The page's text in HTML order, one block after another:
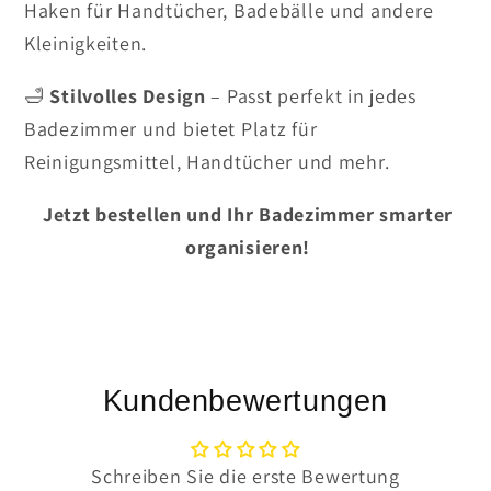
Haken für Handtücher, Badebälle und andere
Kleinigkeiten.
🛁 Stilvolles Design – Passt perfekt in jedes
Badezimmer und bietet Platz für
Reinigungsmittel, Handtücher und mehr.
Jetzt bestellen und Ihr Badezimmer smarter
organisieren!
Kundenbewertungen
Schreiben Sie die erste Bewertung